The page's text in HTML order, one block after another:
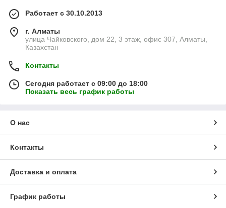
Работает с 30.10.2013
г. Алматы
улица Чайковского, дом 22, 3 этаж, офис 307, Алматы,
Казахстан
Контакты
Сегодня работает с 09:00 до 18:00
Показать весь график работы
О нас
Контакты
Доставка и оплата
График работы